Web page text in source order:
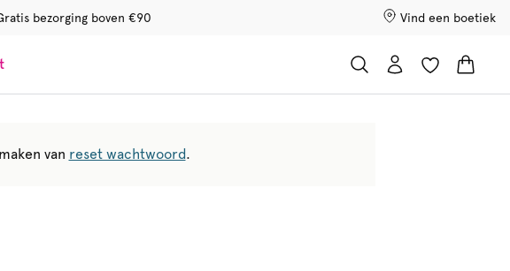
bezorging boven €90 Vind een boetiek
van reset wachtwoord.